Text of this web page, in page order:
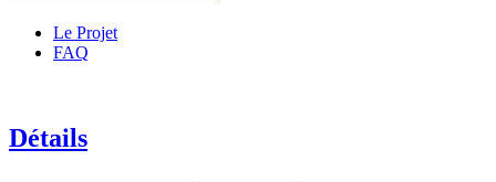
Le Projet
FAQ
Détails